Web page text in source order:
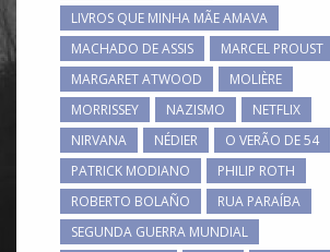
LIVROS QUE MINHA MÃE AMAVA
MACHADO DE ASSIS
MARCEL PROUST
MARGARET ATWOOD
MOLIÈRE
MORRISSEY
NAZISMO
NETFLIX
NIRVANA
NÉDIER
O VERÃO DE 54
PATRICK MODIANO
PHILIP ROTH
ROBERTO BOLAÑO
RUA PARAÍBA
SEGUNDA GUERRA MUNDIAL